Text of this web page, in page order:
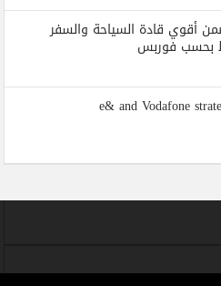
أقوي قادة السياحة والسفر
بحسب فوربس
e& and Vodafone